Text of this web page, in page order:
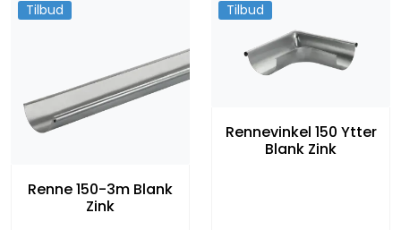
Tilbud
Renne 150-3m Blank
Zink
Tilbud
Rennevinkel 150 Ytter
Blank Zink